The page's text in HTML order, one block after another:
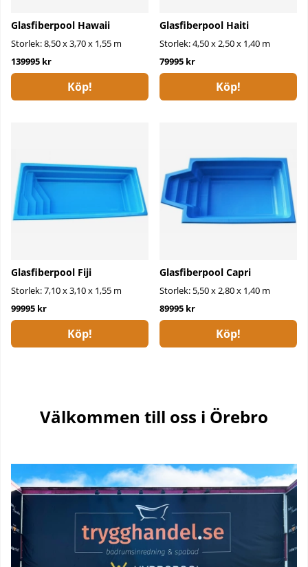
Glasfiberpool Hawaii
Storlek: 8,50 x 3,70 x 1,55 m
139995 kr
Köp!
Glasfiberpool Haiti
Storlek: 4,50 x 2,50 x 1,40 m
79995 kr
Köp!
Glasfiberpool Fiji
Storlek: 7,10 x 3,10 x 1,55 m
99995 kr
Köp!
Glasfiberpool Capri
Storlek: 5,50 x 2,80 x 1,40 m
89995 kr
Köp!
Välkommen till oss i Örebro